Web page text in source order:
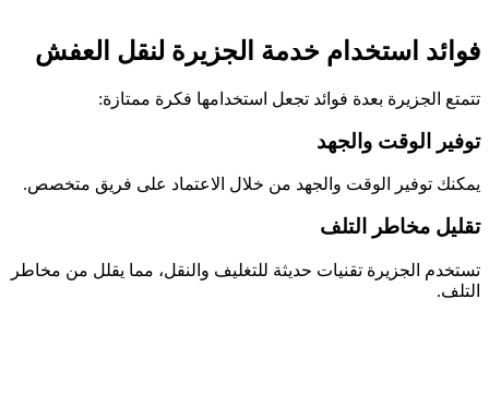
فوائد استخدام خدمة الجزيرة لنقل العفش
تتمتع الجزيرة بعدة فوائد تجعل استخدامها فكرة ممتازة:
توفير الوقت والجهد
يمكنك توفير الوقت والجهد من خلال الاعتماد على فريق متخصص.
تقليل مخاطر التلف
تستخدم الجزيرة تقنيات حديثة للتغليف والنقل، مما يقلل من مخاطر
التلف.